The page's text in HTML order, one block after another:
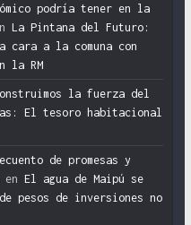
podría tener en la
La Pintana del Futuro:
cara a la comuna con
la RM
la fuerza del
El tesoro habitacional
de promesas y
en El agua de Maipú se
pesos de inversiones no